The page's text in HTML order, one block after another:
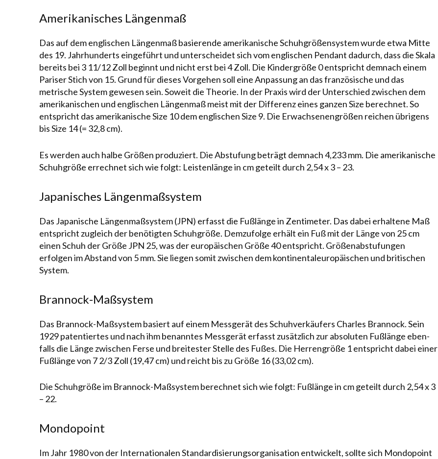
Amerikanisches Längenmaß
Das auf dem englischen Längenmaß basierende amerikanische Schuh­größen­sys­tem wurde etwa Mitte
des 19. Jahrhunderts ein­ge­führt und un­ter­schei­det sich vom englischen Pendant dadurch, dass die Skala
bereits bei 3 11/12 Zoll beginnt und nicht erst bei 4 Zoll. Die Kindergröße 0 entspricht demnach einem
Pariser Stich von 15. Grund für dieses Vor­gehen soll eine Anpassung an das fran­zö­si­sche und das
metrische System gewesen sein. Soweit die Theo­rie. In der Praxis wird der Unter­schied zwischen dem
ame­ri­ka­ni­schen und englischen Längenmaß meist mit der Differenz ei­nes ganzen Size berechnet. So
entspricht das amerikanische Size 10 dem englischen Size 9. Die Erwachsenengrößen reichen übrigens
bis Size 14 (= 32,8 cm).
Es werden auch halbe Größen produziert. Die Abstufung beträgt dem­nach 4,233 mm. Die amerikanische
Schuhgröße errechnet sich wie folgt: Leistenlänge in cm geteilt durch 2,54 x 3 – 23.
Japanisches Längenmaßsystem
Das Japanische Längenmaßsystem (JPN) erfasst die Fußlänge in Zen­ti­me­ter. Das dabei erhaltene Maß
entspricht zugleich der be­nö­tig­ten Schuhgröße. Demzufolge erhält ein Fuß mit der Länge von 25 cm
einen Schuh der Größe JPN 25, was der europäischen Größe 40 ent­spricht. Größenabstufungen
erfolgen im Abstand von 5 mm. Sie lie­gen somit zwischen dem kontinentaleuropäischen und britischen
System.
Brannock-Maßsystem
Das Brannock-Maßsystem basiert auf einem Messgerät des Schuh­verkäufers Charles Brannock. Sein
1929 patentiertes und nach ihm benanntes Messgerät erfasst zusätzlich zur absoluten Fußlänge eben­
falls die Länge zwischen Ferse und breitester Stel­le des Fußes. Die Her­ren­größe 1 entspricht dabei einer
Fuß­länge von 7 2/3 Zoll (19,47 cm) und reicht bis zu Größe 16 (33,02 cm).
Die Schuhgröße im Brannock-Maßsystem berechnet sich wie folgt: Fußlänge in cm geteilt durch 2,54 x 3
– 22.
Mondopoint
Im Jahr 1980 von der Internationalen Standardisierungsorganisation entwickelt, sollte sich Mondopoint